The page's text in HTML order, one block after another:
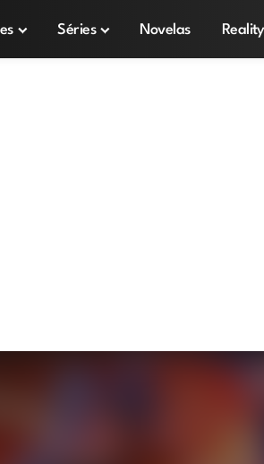
Séries Novelas